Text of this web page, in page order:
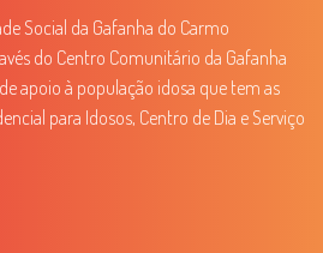
Social da Gafanha do Carmo
do Centro Comunitário da Gafanha
apoio à população idosa que tem as
para Idosos, Centro de Dia e Serviço